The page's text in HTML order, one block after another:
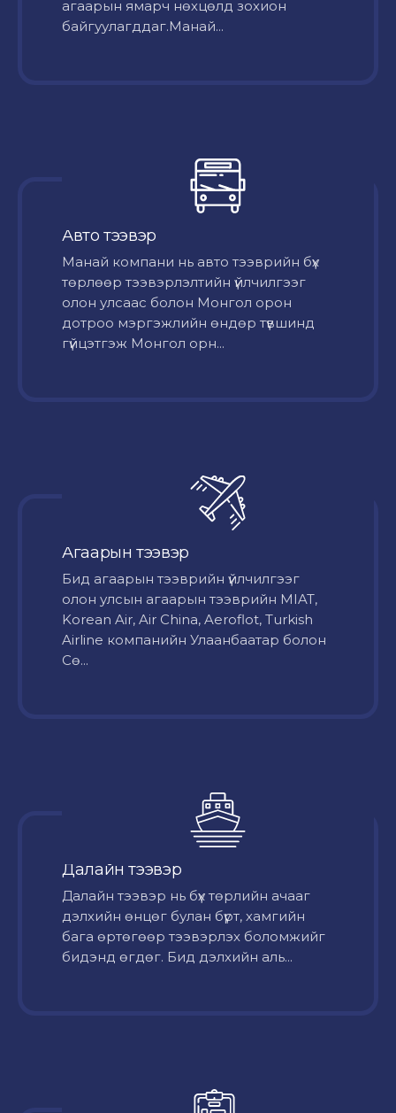
агаарын ямарч нөхцөлд зохион
байгуулагддаг.Манай...
Авто тээвэр
Mанай компани нь авто тээврийн бүх
төрлөөр тээвэрлэлтийн үйлчилгээг
олон улсаас болон Монгол орон
дотроо мэргэжлийн өндөр түвшинд
гүйцэтгэж Монгол орн...
Агаарын тээвэр
Бид агаарын тээврийн үйлчилгээг
олон улсын агаарын тээврийн MIAT,
Korean Air, Air China, Aeroflot, Turkish
Airline компанийн Улаанбаатар болон
Сө...
Далайн тээвэр
Далайн тээвэр нь бүх төрлийн ачааг
дэлхийн өнцөг булан бүрт, хамгийн
бага өртөгөөр тээвэрлэх боломжийг
бидэнд өгдөг. Бид дэлхийн аль...